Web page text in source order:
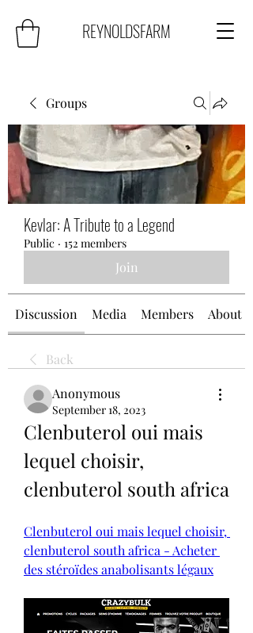
REYNOLDSFARM
Groups
Kevlar: A Tribute to a Legend
Public · 152 members
Join
Discussion Media Members About
Back
Anonymous
September 18, 2023
Clenbuterol oui mais
lequel choisir,
clenbuterol south africa
Clenbuterol oui mais lequel choisir,
clenbuterol south africa - Acheter
des stéroïdes anabolisants légaux